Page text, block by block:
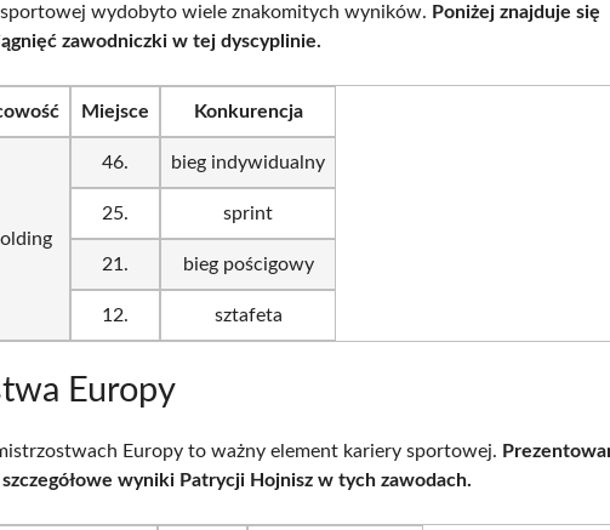
wydobyto wiele znakomitych wyników. Poniżej znajduje się
zawodniczki w tej dyscyplinie.
Miejsce Konkurencja
46. bieg indywidualny
25. sprint
21. bieg pościgowy
12. sztafeta
Europy
Europy to ważny element kariery sportowej.
wyniki Patrycji Hojnisz w tych zawodach.